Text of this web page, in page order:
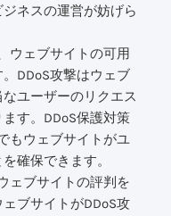
ネスの運営が妨げら
ウェブサイトの可用
DDoS攻撃はウェブ
ユーザーのリクエス
す。DDoS保護対策
もウェブサイトがユ
確保できます。
ェブサイトの評判を
ブサイトがDDoS攻